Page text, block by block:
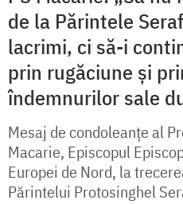
de la Părintele
lacrimi, ci să-i
prin rugăciune și
îndemnurilor sale
Mesaj de condoleanțe al
Macarie, Episcopul
Europei de Nord, la
Părintelui Protosinghel